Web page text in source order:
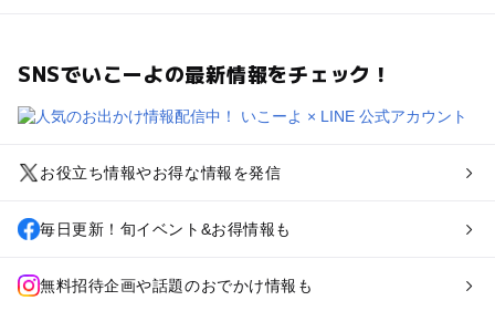
SNSでいこーよの最新情報をチェック！
お役立ち情報やお得な情報を発信
毎日更新！旬イベント&お得情報も
無料招待企画や話題のおでかけ情報も